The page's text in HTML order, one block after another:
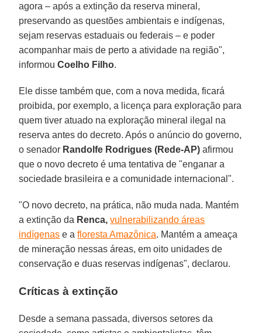
agora – após a extinção da reserva mineral,
preservando as questões ambientais e indígenas,
sejam reservas estaduais ou federais – e poder
acompanhar mais de perto a atividade na região",
informouCoelho Filho.
Ele disse também que, com a nova medida, ficará
proibida, por exemplo, a licença para exploração para
quem tiver atuado na exploração mineral ilegal na
reserva antes do decreto. Após o anúncio do governo,
o senador Randolfe Rodrigues (Rede-AP) afirmou
que o novo decreto é uma tentativa de "enganar a
sociedade brasileira e a comunidade internacional".
"O novo decreto, na prática, não muda nada. Mantém
a extinção da Renca, vulnerabilizando áreas
indígenas e afloresta Amazônica. Mantém a ameaça
de mineração nessas áreas, em oito unidades de
conservação e duas reservas indígenas", declarou.
Críticas à extinção
Desde a semana passada, diversos setores da